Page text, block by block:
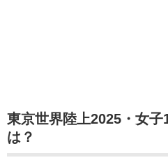
東京世界陸上2025・女
は？